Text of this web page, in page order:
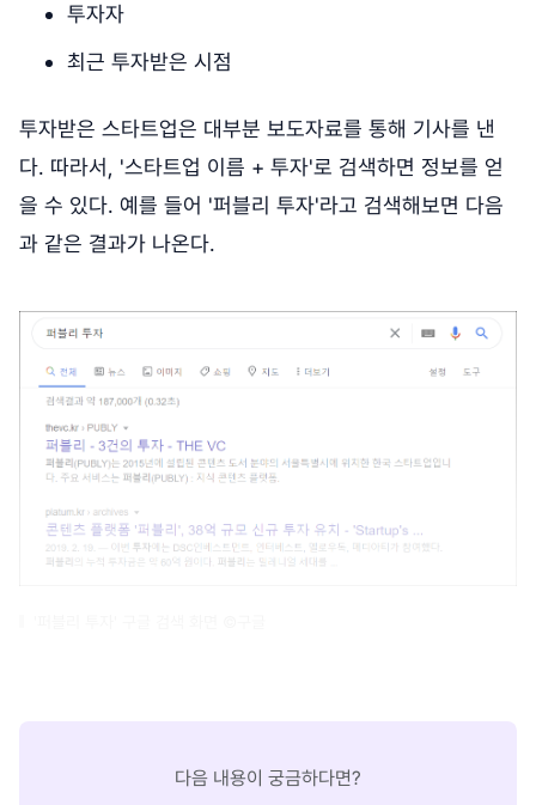
투자자
최근 투자받은 시점
투자받은 스타트업은 대부분 보도자료를 통해 기사를 낸
다. 따라서, '스타트업 이름 + 투자'로 검색하면 정보를 얻
을 수 있다. 예를 들어 '퍼블리 투자'라고 검색해보면 다음
과 같은 결과가 나온다.
다음 내용이 궁금하다면?